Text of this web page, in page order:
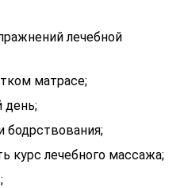
лечебной
матрасе;
день;
бодрствования;
курс лечебного массажа;